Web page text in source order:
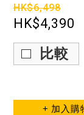
HK$6,498
HK$4,390
比較
+ 加入購